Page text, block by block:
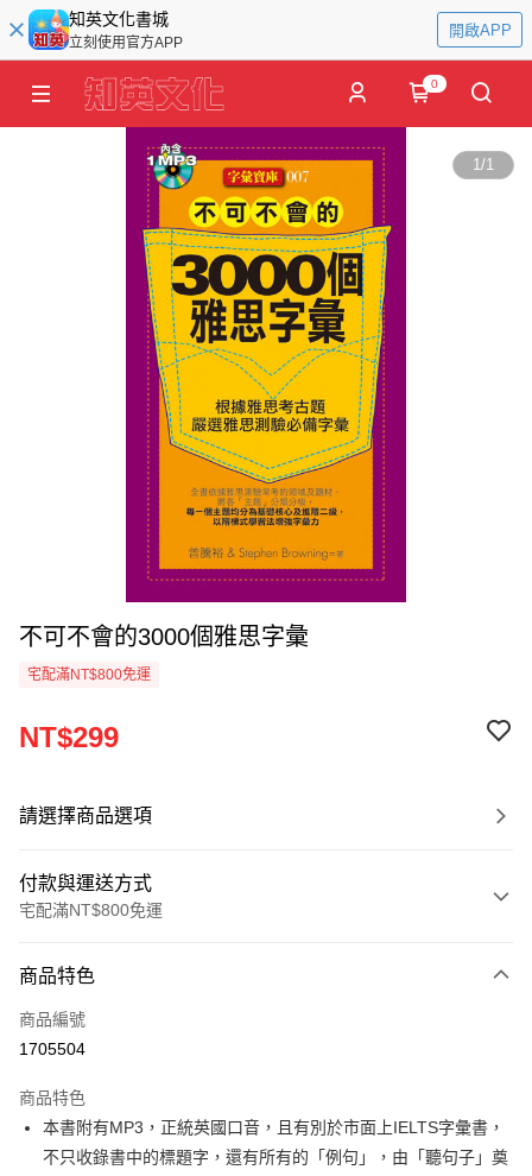
知英文化書城
立刻使用官方APP
開啟APP
0
1/1
不可不會的3000個雅思字彙
宅配滿NT$800免運
NT$299
請選擇商品選項
付款與運送方式
宅配滿NT$800免運
信用卡一次付款
LINE Pay
街口支付
悠遊付
商品特色
商品編號
1705504
商品特色
本書附有MP3，正統英國口音，且有別於市面上IELTS字彙書，
不只收錄書中的標題字，還有所有的「例句」，由「聽句子」奠